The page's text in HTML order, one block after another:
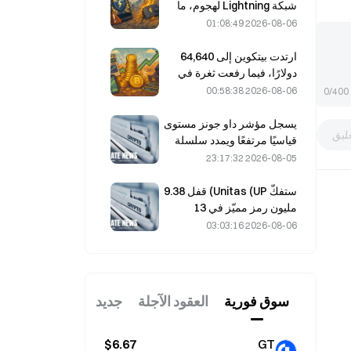
0/400
بأكمله
شبكة Lightning لهجوم، ما
أدى إلى توقّفها مؤقتًا عن
عدم فقدان أموال المستخدمين.
2026-08-06 01:08:49
ارتدت بيتكوين إلى 64,640
دولارًا، فيما رفعت ثغرة في
Coldcard عدد المحافظ
في ثلاثة أشهر.
2026-08-06 00:58:38
يسجل مؤشر داو جونز مستوى
قياسيًا مرتفعًا ويمدد سلسلة
مكاسبه لليوم الخامس على
واستثمارات الذكاء الاصطناعي
تقود المكاسب
2026-08-05 23:17:32
ستفكّ Unitas (UP) قفل 9.38
مليون رمز مميّز في 13
2026-08-06 03:03:16
سوق فوریة العقود الآجلة جديد
GT
$6.67